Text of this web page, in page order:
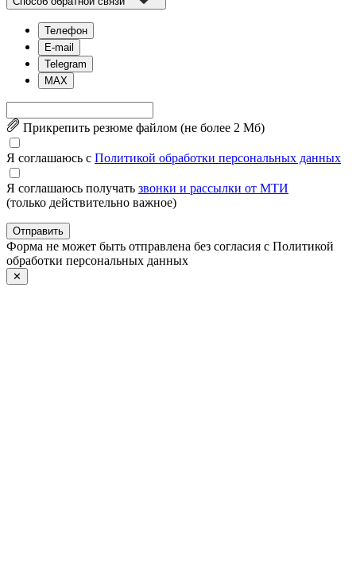
Телефон
E-mail
Telegram
MAX
Прикрепить резюме файлом (не более 2 Mб)
Я соглашаюсь с Политикой обработки персональных данных
Я соглашаюсь получать звонки и рассылки от МТИ
(только действительно важное)
Отправить
Форма не может быть отправлена без согласия с Политикой
обработки персональных данных
✕